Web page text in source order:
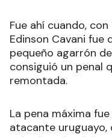
Fue ahí cuando,
Edinson Cavani fue
pequeño agarrón
consiguió un penal
remontada.
La pena máxima
atacante